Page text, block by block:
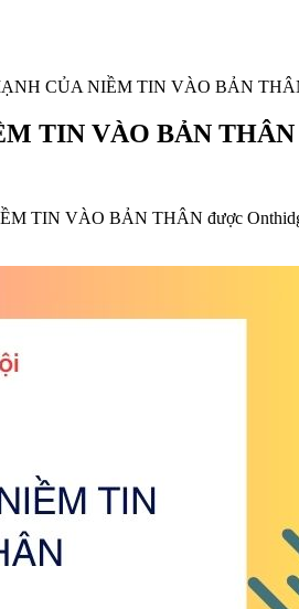
CỦA NIỀM TIN VÀO BẢN
TIN VÀO BẢN THÂN
TIN VÀO BẢN THÂN được